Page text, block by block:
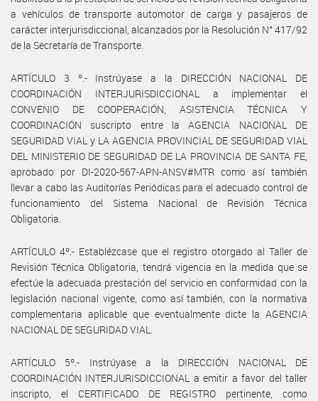
a vehículos de transporte automotor de carga y pasajeros de
carácter interjurisdiccional, alcanzados por la Resolución N° 417/92
de la Secretaría de Transporte.
ARTÍCULO 3 º.- Instrúyase a la DIRECCIÓN NACIONAL DE
COORDINACIÓN INTERJURISDICCIONAL a implementar el
CONVENIO DE COOPERACIÓN, ASISTENCIA TÉCNICA Y
COORDINACIÓN suscripto entre la AGENCIA NACIONAL DE
SEGURIDAD VIAL y LA AGENCIA PROVINCIAL DE SEGURIDAD VIAL
DEL MINISTERIO DE SEGURIDAD DE LA PROVINCIA DE SANTA FE,
aprobado por DI-2020-567-APN-ANSV#MTR como así también
llevar a cabo las Auditorías Periódicas para el adecuado control de
funcionamiento del Sistema Nacional de Revisión Técnica
Obligatoria.
ARTÍCULO 4º.- Establézcase que el registro otorgado al Taller de
Revisión Técnica Obligatoria, tendrá vigencia en la medida que se
efectúe la adecuada prestación del servicio en conformidad con la
legislación nacional vigente, como así también, con la normativa
complementaria aplicable que eventualmente dicte la AGENCIA
NACIONAL DE SEGURIDAD VIAL.
ARTÍCULO 5º.- Instrúyase a la DIRECCIÓN NACIONAL DE
COORDINACIÓN INTERJURISDICCIONAL a emitir a favor del taller
inscripto, el CERTIFICADO DE REGISTRO pertinente, como